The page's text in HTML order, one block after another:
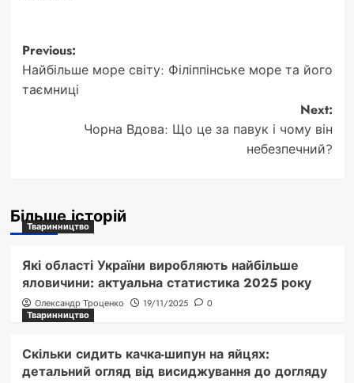
Post
navigation
Previous:
Найбільше море світу: Філіппінське море та його
таємниці
Next:
Чорна Вдова: Що це за павук і чому він
небезпечний?
Більше історій
Тваринництво
Які області України виробляють найбільше
яловичини: актуальна статистика 2025 року
Олександр Троценко 19/11/2025
0
Тваринництво
Скільки сидить качка-шипун на яйцях:
детальний огляд від висиджування до догляду